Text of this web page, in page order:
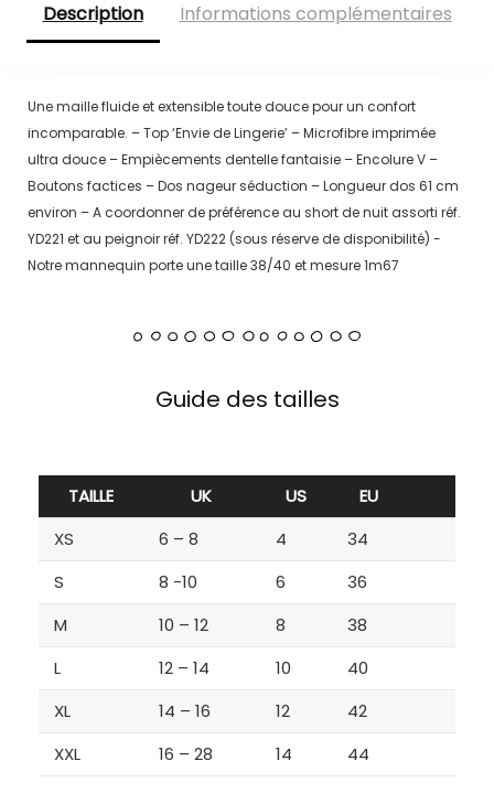
Description Informations complémentaires
Une maille fluide et extensible toute douce pour un confort
incomparable. – Top ‘Envie de Lingerie’ – Microfibre imprimée
ultra douce – Empiècements dentelle fantaisie – Encolure V –
Boutons factices – Dos nageur séduction – Longueur dos 61 cm
environ – A coordonner de préférence au short de nuit assorti réf.
YD221 et au peignoir réf. YD222 (sous réserve de disponibilité) -
Notre mannequin porte une taille 38/40 et mesure 1m67
Guide des tailles
TAILLE UK US
EU
XS
6 – 8 4
34
S
8 -10 6
36
M
10 – 12 8
38
L
12 – 14 10
40
XL
14 – 16 12
42
XXL
16 – 28 14 44